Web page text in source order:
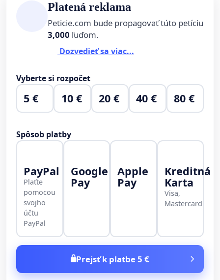
Platená reklama
Peticie.com bude propagovať túto petíciu
3,000 ľuďom.
Dozvedieť sa viac...
Vyberte si rozpočet
5 € 10 € 20 € 40 € 80 €
Spôsob platby
PayPal
Plaťte
pomocou
svojho
účtu
PayPal
Google
Pay
Apple
Pay
Kreditná
Karta
Visa,
Mastercard
Prejsť k platbe 5 €